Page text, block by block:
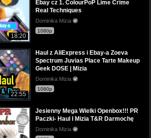
18:20
Ebay cz 1. ColourPoP Lime Crime
Real Techniques
Dominika Mizia
1080p
22:55
Haul z AliExpress i Ebay-a Zoeva
Spectrum Juvias Place Tarte Makeup
Geek DOSE | Mizia
Dominika Mizia
1080p
Jesienny Mega Wielki Openbox!!! PR
Paczki- Haul I Mizia T&R Darmochę
Dominika Mizia